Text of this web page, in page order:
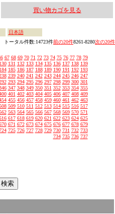
買い物カゴを見る
日本語
トータル件数:14723件前の20件8261-8280次の20件
67 68 69 70 71 72 73 74 75 76 77 78 79
130 131 132 133 134 135 136 137 138 139
184 185 186 187 188 189 190 191 192 193
239 240 241 242 243 244 245 246 247
293 294 295 296 297 298 299 300 301
347 348 349 350 351 352 353 354 355
401 402 403 404 405 406 407 408 409
455 456 457 458 459 460 461 462 463
509 510 511 512 513 514 515 516 517
563 564 565 566 567 568 569 570 571
617 618 619 620 621 622 623 624 625
671 672 673 674 675 676 677 678 679
725 726 727 728 729 730 731 732 733
734 735 736 737